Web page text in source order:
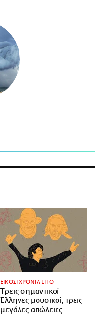
ΕΙΚΟΣΙ ΧΡΟΝΙΑ LIFO
Tρεις σημαντικοί
Έλληνες μουσικοί, τρεις
μεγάλες απώλειες